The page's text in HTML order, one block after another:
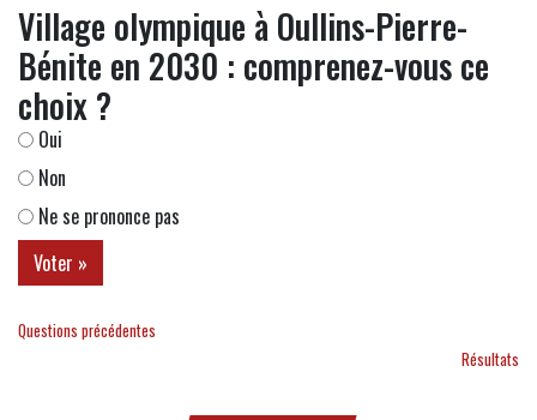
Village olympique à Oullins-Pierre-
Bénite en 2030 : comprenez-vous ce
choix ?
Oui
Non
Ne se prononce pas
Questions précédentes
Résultats